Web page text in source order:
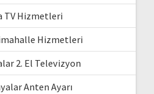
TV Hizmetleri
Hizmetleri
2. El Televizyon
Anten Ayarı